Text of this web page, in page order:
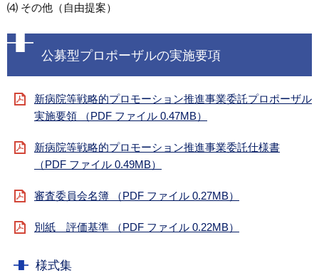
⑷ その他（自由提案）
公募型プロポーザルの実施要項
新病院等戦略的プロモーション推進事業委託プロポーザル
実施要領 （PDF ファイル 0.47MB）
新病院等戦略的プロモーション推進事業委託仕様書
（PDF ファイル 0.49MB）
審査委員会名簿 （PDF ファイル 0.27MB）
別紙 評価基準 （PDF ファイル 0.22MB）
様式集